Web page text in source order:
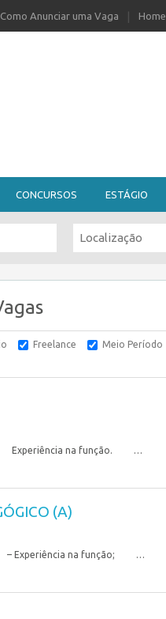
Como Anunciar uma Vaga Home
CONCURSOS ESTÁGIO
Freelance Meio Período
na função. …
(A)
Experiência na função; …